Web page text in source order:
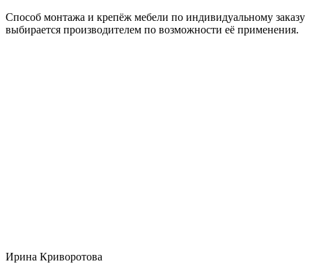
Способ монтажа и крепёж мебели по индивидуальному заказу
выбирается производителем по возможности её применения.
Ирина Криворотова